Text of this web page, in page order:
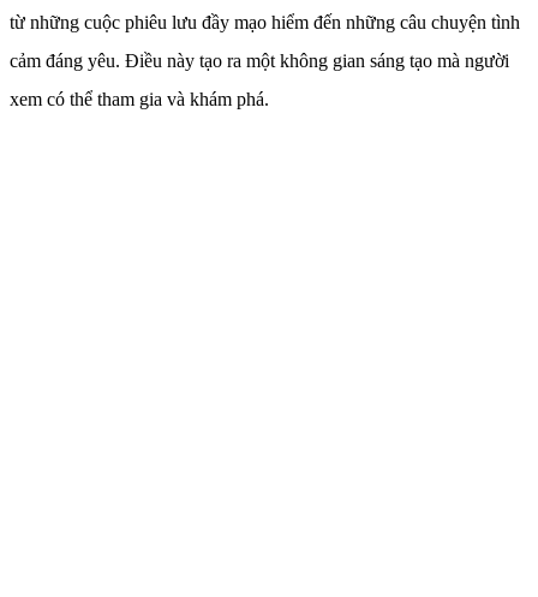
từ những cuộc phiêu lưu đầy mạo hiểm đến những câu chuyện tình
cảm đáng yêu. Điều này tạo ra một không gian sáng tạo mà người
xem có thể tham gia và khám phá.